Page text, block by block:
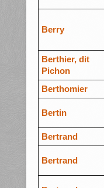
Berry
Berthier, dit
Pichon
Berthomier
Bertin
Bertrand
Bertrand